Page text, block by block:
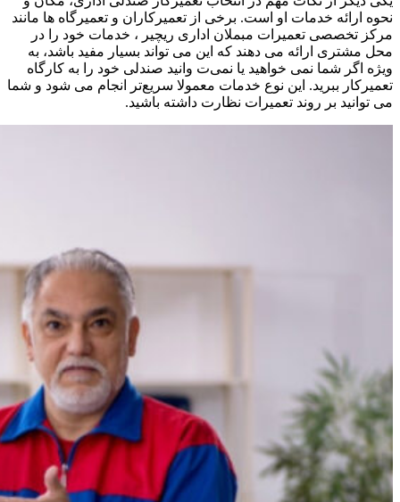
نحوه ارائه خدمات او است. برخی از تعمیرکاران و تعمیرگاه ها مانند
مرکز تخصصی تعمیرات مبملان اداری ریچیر ، خدمات خود را در
محل مشتری ارائه می ‌دهند که این می ‌تواند بسیار مفید باشد، به
ویژه اگر شما نمی ‌خواهید یا نمی‌ت وانید صندلی‌ خود را به کارگاه
تعمیرکار ببرید. این نوع خدمات معمولا سریع‌تر انجام می ‌شود و شما
می ‌توانید بر روند تعمیرات نظارت داشته باشید.